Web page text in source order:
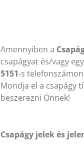
Amennyiben a
csapágyat és/vagy
5151-s
Mondja el a csapágy
beszerezni Önnek!
Csapágy jelek és
HB 1120 Lw
17x1120 mm
6004 ZZ (VBF)